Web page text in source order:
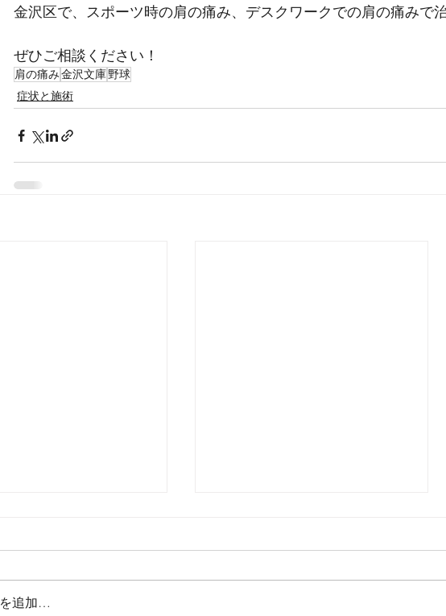
金沢区で、スポーツ時の肩の痛み、デスクワークでの肩の痛みで
ぜひご相談ください！
肩の痛み金沢文庫野球
症状と施術
について
追加…